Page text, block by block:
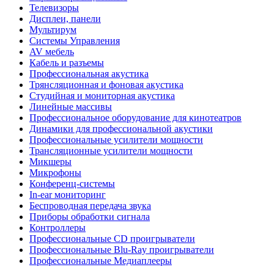
Телевизоры
Дисплеи, панели
Мультирум
Системы Управления
AV мебель
Кабель и разъемы
Профессиональная акустика
Трянсляционная и фоновая акустика
Студийная и мониторная акустика
Линейные массивы
Профессиональное оборудование для кинотеатров
Динамики для профессиональной акустики
Профессиональные усилители мощности
Трансляционные усилители мощности
Микшеры
Микрофоны
Конференц-системы
In-ear мониторинг
Беспроводная передача звука
Приборы обработки сигнала
Контроллеры
Профессиональные СD проигрыватели
Профессиональные Blu-Ray проигрыватели
Профессиональные Медиаплееры